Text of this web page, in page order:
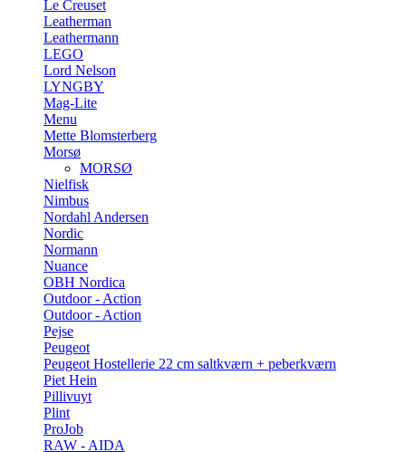
Le Creuset
Leatherman
Leathermann
LEGO
Lord Nelson
LYNGBY
Mag-Lite
Menu
Mette Blomsterberg
Morsø
MORSØ
Nielfisk
Nimbus
Nordahl Andersen
Nordic
Normann
Nuance
OBH Nordica
Outdoor - Action
Outdoor - Action
Pejse
Peugeot
Peugeot Hostellerie 22 cm saltkværn + peberkværn
Piet Hein
Pillivuyt
Plint
ProJob
RAW - AIDA